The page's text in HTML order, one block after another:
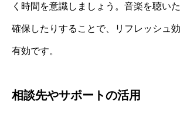
く時間を意識しましょう。音楽を聴い
確保したりすることで、リフレッシュ
有効です。
相談先やサポートの活用